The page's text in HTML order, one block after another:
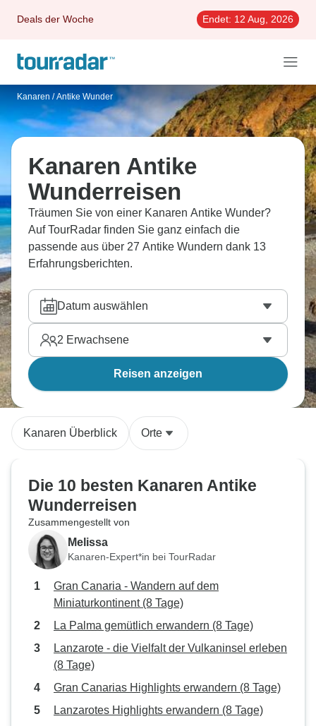
Deals der Woche Endet: 12 Aug, 2026
Kanaren / Antike Wunder
Kanaren Antike
Wunderreisen
Träumen Sie von einer Kanaren Antike Wunder?
Auf TourRadar finden Sie ganz einfach die
passende aus über 27 Antike Wundern dank 13
Erfahrungsberichten.
Datum auswählen
2 Erwachsene
Reisen anzeigen
Kanaren Überblick Orte
Die 10 besten Kanaren Antike
Wunderreisen
Zusammengestellt von
Melissa
Kanaren-Expert*in bei TourRadar
Gran Canaria - Wandern auf dem
Miniaturkontinent (8 Tage)
La Palma gemütlich erwandern (8 Tage)
Lanzarote - die Vielfalt der Vulkaninsel erleben
(8 Tage)
Gran Canarias Highlights erwandern (8 Tage)
Lanzarotes Highlights erwandern (8 Tage)